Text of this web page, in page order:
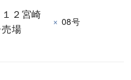
２宮崎
場
× 08号